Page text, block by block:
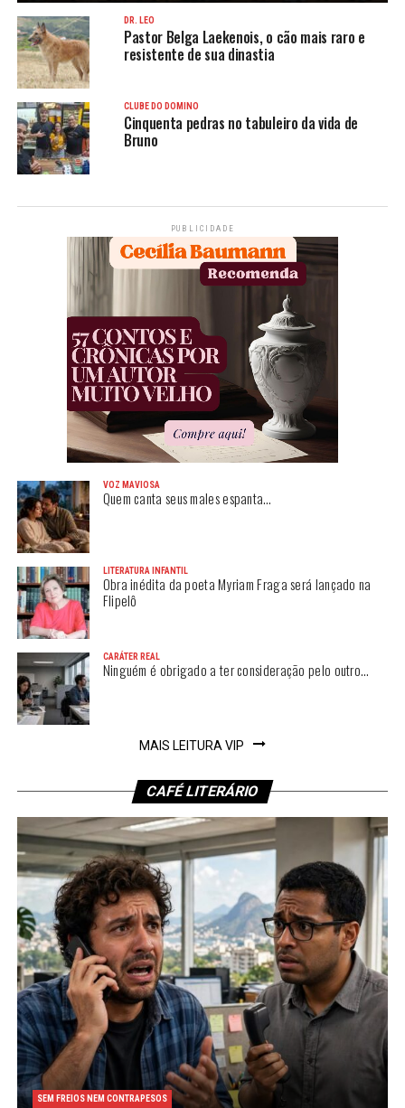
DR. LEO
Pastor Belga Laekenois, o cão mais raro e
resistente de sua dinastia
CLUBE DO DOMINÓ
Cinquenta pedras no tabuleiro da vida de
Bruno
PUBLICIDADE
VOZ MAVIOSA
Quem canta seus males espanta…
LITERATURA INFANTIL
Obra inédita da poeta Myriam Fraga será lançado na
Flipelô
CARÁTER REAL
Ninguém é obrigado a ter consideração pelo outro…
MAIS LEITURA VIP
CAFÉ LITERÁRIO
SEM FREIOS NEM CONTRAPESOS